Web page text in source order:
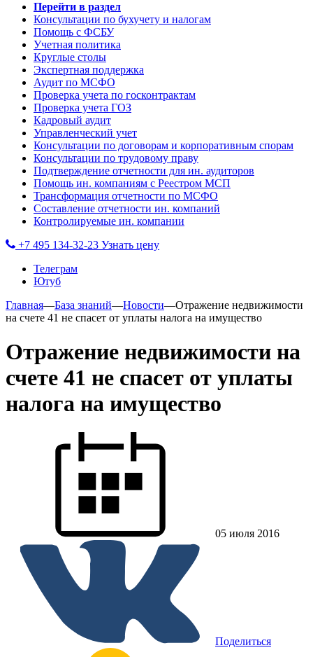
Перейти в раздел
Консультации по бухучету и налогам
Помощь с ФСБУ
Учетная политика
Круглые столы
Экспертная поддержка
Аудит по МСФО
Проверка учета по госконтрактам
Проверка учета ГОЗ
Кадровый аудит
Управленческий учет
Консультации по договорам и корпоративным спорам
Консультации по трудовому праву
Подтверждение отчетности для ин. аудиторов
Помощь ин. компаниям с Реестром МСП
Трансформация отчетности по МСФО
Составление отчетности ин. компаний
Контролируемые ин. компании
+7 495 134-32-23 Узнать цену
Телеграм
Ютуб
Главная—База знаний—Новости—Отражение недвижимости
на счете 41 не спасет от уплаты налога на имущество
Отражение недвижимости на
счете 41 не спасет от уплаты
налога на имущество
05 июля 2016
Поделиться